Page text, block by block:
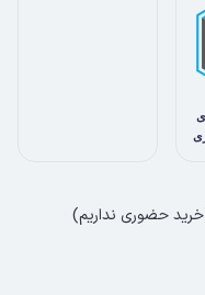
(خرید حضوری نداریم)